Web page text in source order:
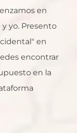
en
y yo. Presento
en
encontrar
en la